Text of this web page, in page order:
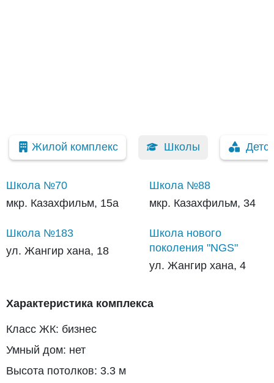
Жилой комплекс Школы
Школа №70
мкр. Казахфильм, 15а
Школа №88
мкр. Казахфильм, 34
Школа №183
ул. Жангир хана, 18
Школа нового
поколения "NGS"
ул. Жангир хана, 4
Характеристика комплекса
Класс ЖК: бизнес
Умный дом: нет
Высота потолков: 3.3 м